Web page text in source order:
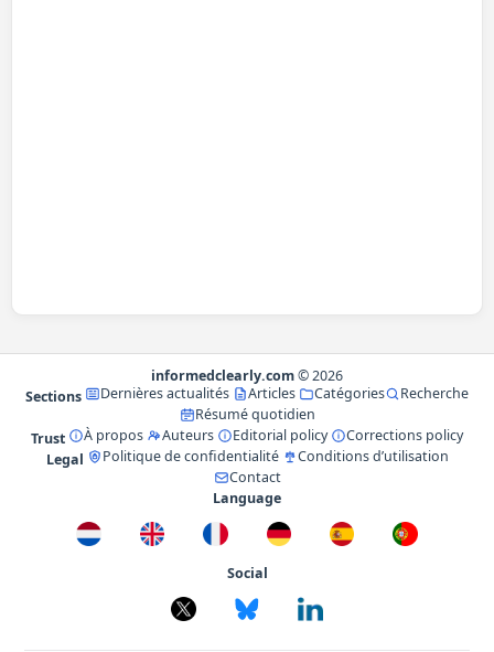
informedclearly.com© 2026
Sections
Dernières actualités Articles Catégories
Recherche
Résumé quotidien
Trust
À propos Auteurs Editorial policy
Corrections policy
Legal
Politique de confidentialité
Conditions d’utilisation
Contact
Language
Social